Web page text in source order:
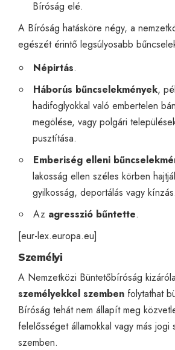
Bíróság elé.
A Bíróság hatásköre négy, a
egészét érintő legsúlyosabb
Népirtás.
Háborús bűncselekmények,
hadifoglyokkal való embertelen
megölése, vagy polgári
pusztítása.
Emberiség elleni
lakosság ellen széles körben
gyilkosság, deportálás vagy kínzás.
Az agresszió bűntette.
[eur-lex.europa.eu]
Személyi
A Nemzetközi Büntetőbíróság
személyekkel szemben folytathat
Bíróság tehát nem állapít meg
felelősséget államokkal vagy más jogi
szemben.